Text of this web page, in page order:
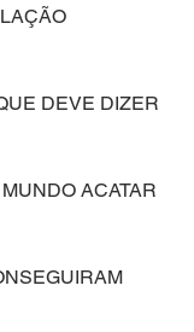
DEVE DIZER
ACATAR